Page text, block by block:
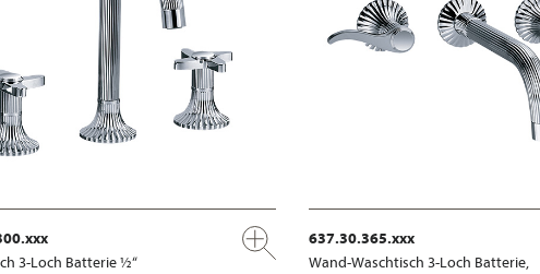
3-Loch Batterie ½“
637.30.365.xxx
Wand-Waschtisch 3-Loch Batterie,